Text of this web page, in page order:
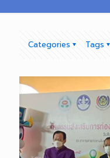
Categories Tags